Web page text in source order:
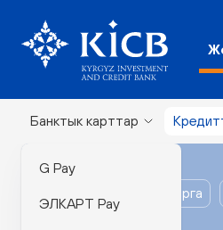
Банктык карттар
G Pay
ЭЛКАРТ Pay
Жеке кардарларга